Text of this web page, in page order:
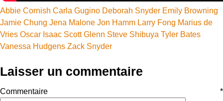
Abbie Cornish Carla Gugino Deborah Snyder Emily Browning
Jamie Chung Jena Malone Jon Hamm Larry Fong Marius de
Vries Oscar Isaac Scott Glenn Steve Shibuya Tyler Bates
Vanessa Hudgens Zack Snyder
Laisser un commentaire
Commentaire *